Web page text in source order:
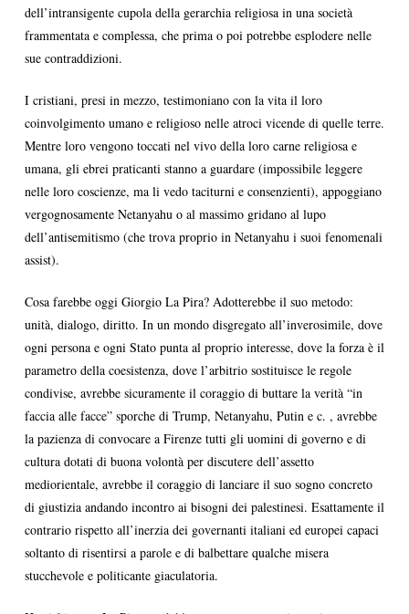
dell’intransigente cupola della gerarchia religiosa in una società
frammentata e complessa, che prima o poi potrebbe esplodere nelle
sue contraddizioni.
I cristiani, presi in mezzo, testimoniano con la vita il loro
coinvolgimento umano e religioso nelle atroci vicende di quelle terre.
Mentre loro vengono toccati nel vivo della loro carne religiosa e
umana, gli ebrei praticanti stanno a guardare (impossibile leggere
nelle loro coscienze, ma li vedo taciturni e consenzienti), appoggiano
vergognosamente Netanyahu o al massimo gridano al lupo
dell’antisemitismo (che trova proprio in Netanyahu i suoi fenomenali
assist).
Cosa farebbe oggi Giorgio La Pira? Adotterebbe il suo metodo:
unità, dialogo, diritto. In un mondo disgregato all’inverosimile, dove
ogni persona e ogni Stato punta al proprio interesse, dove la forza è il
parametro della coesistenza, dove l’arbitrio sostituisce le regole
condivise, avrebbe sicuramente il coraggio di buttare la verità “in
faccia alle facce” sporche di Trump, Netanyahu, Putin e c. , avrebbe
la pazienza di convocare a Firenze tutti gli uomini di governo e di
cultura dotati di buona volontà per discutere dell’assetto
mediorientale, avrebbe il coraggio di lanciare il suo sogno concreto
di giustizia andando incontro ai bisogni dei palestinesi. Esattamente il
contrario rispetto all’inerzia dei governanti italiani ed europei capaci
soltanto di risentirsi a parole e di balbettare qualche misera
stucchevole e politicante giaculatoria.